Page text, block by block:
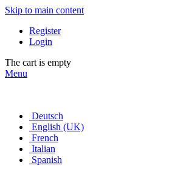
Skip to main content
Register
Login
The cart is empty
Menu
Deutsch
English (UK)
French
Italian
Spanish